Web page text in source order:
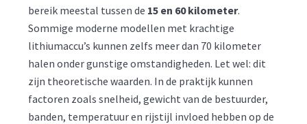
bereik meestal tussen de 15 en 60 kilometer.
Sommige moderne modellen met krachtige
lithiumaccu’s kunnen zelfs meer dan 70 kilometer
halen onder gunstige omstandigheden. Let wel: dit
zijn theoretische waarden. In de praktijk kunnen
factoren zoals snelheid, gewicht van de bestuurder,
banden, temperatuur en rijstijl invloed hebben op de